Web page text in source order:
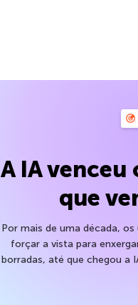
A IA venceu
que
Por mais de uma década,
forçar a vista para
borradas, até que chegou a